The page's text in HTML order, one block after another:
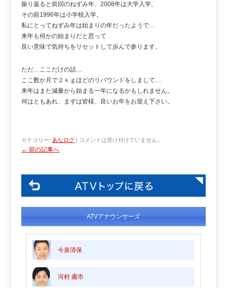
振り返ると前回のねずみ年、2008年は大学入学、
その前1996年は小学校入学。
私にとってねずみ年は始まりの年だったようで…
来年も何かの始まりだと思って
良い意味で気持ちをリセットして歩んで参ります。
ただ…ここだけの話…
ここ数か月で２ｋｇほどのリバウンドをしまして…
来年はまた減量から始まる一年になるかもしれません。
何はともあれ、まずは皆様、良いお年をお迎え下さい。
カテゴリー: あなログ コメントは受け付けていません。
← 前の記事へ
ATVアナウンサーズ
今泉清保
河村 庸市